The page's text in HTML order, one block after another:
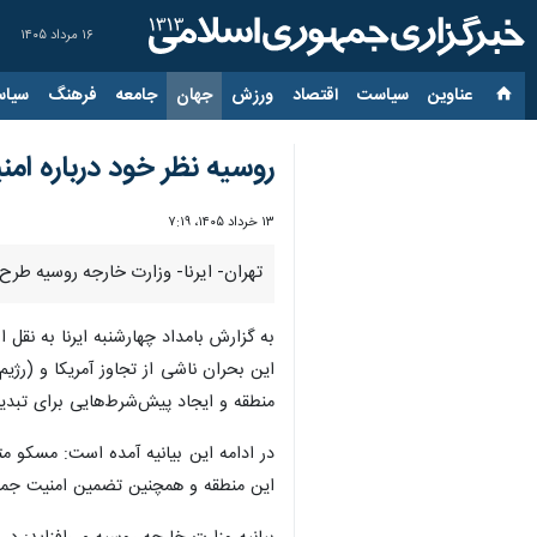
۱۶ مرداد ۱۴۰۵
عناوین‌ سیاست اقتصاد ورزش جهان جامعه فرهنگ
روسیه نظر خود درباره
۱۳ خرداد ۱۴۰۵، ۷:۱۹